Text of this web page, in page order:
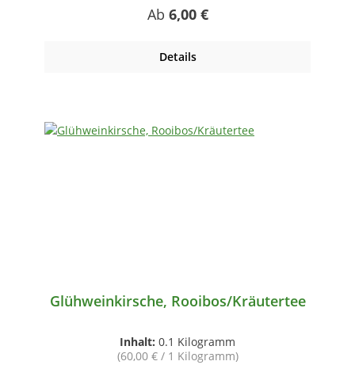
Regulärer Preis:
Ab 6,00 €
Details
Glühweinkirsche, Rooibos/Kräutertee
Inhalt: 0.1 Kilogramm
(60,00 € / 1 Kilogramm)